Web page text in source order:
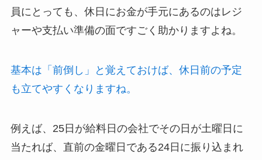
員にとっても、休日にお金が手元にあるのはレジ
ャーや支払い準備の面ですごく助かりますよね。
基本は「前倒し」と覚えておけば、休日前の予定
も立てやすくなりますね。
例えば、25日が給料日の会社でその日が土曜日に
当たれば、直前の金曜日である24日に振り込まれ